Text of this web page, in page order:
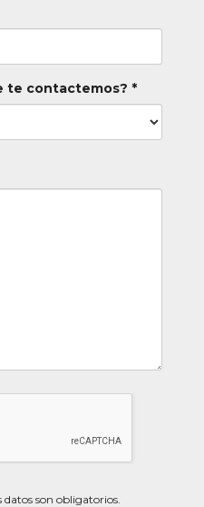
te contactemos? *
datos son obligatorios.